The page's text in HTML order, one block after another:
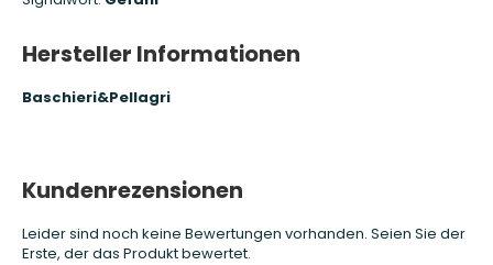
Hersteller Informationen
Baschieri&Pellagri
Kundenrezensionen
Leider sind noch keine Bewertungen vorhanden. Seien Sie der
Erste, der das Produkt bewertet.